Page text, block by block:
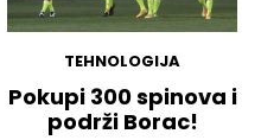
TEHNOLOGIJA
Pokupi 300 spinova i
podrži Borac!